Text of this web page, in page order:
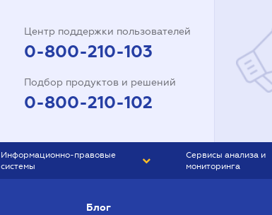
Центр поддержки пользователей
0-800-210-103
Подбор продуктов и решений
0-800-210-102
Информационно-правовые
системы
Сервисы анализа и
мониторинга
Блог